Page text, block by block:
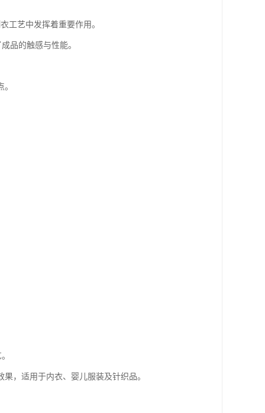
工艺中发挥着重要作用。
品的触感与性能。
，适用于内衣、婴儿服装及针织品。